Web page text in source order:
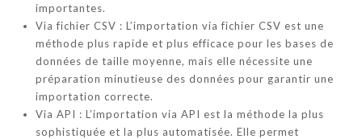
importantes.
Via fichier CSV : L’importation via fichier CSV est une
méthode plus rapide et plus efficace pour les bases de
données de taille moyenne, mais elle nécessite une
préparation minutieuse des données pour garantir une
importation correcte.
Via API : L’importation via API est la méthode la plus
sophistiquée et la plus automatisée. Elle permet